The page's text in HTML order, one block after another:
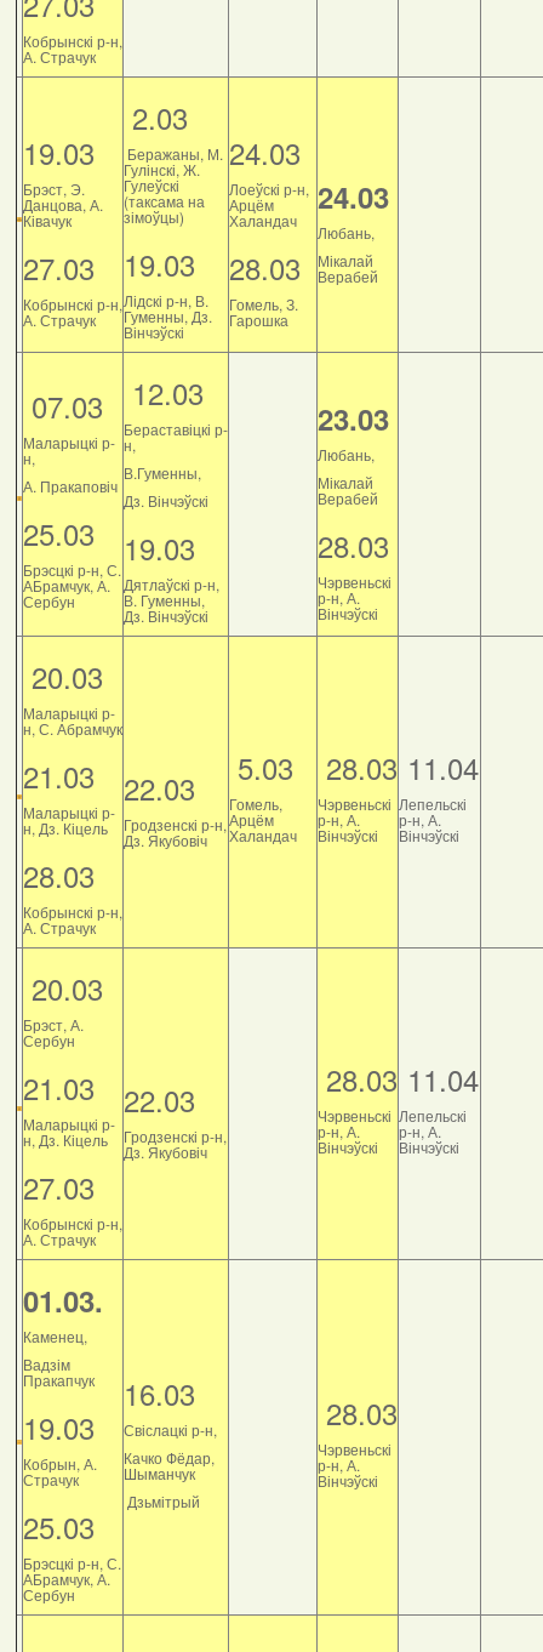
Кобрынскі р-н,
А. Страчук
19.03
Брэст, Э.
Данцова, А.
Ківачук
27.03
Кобрынскі р-н,
А. Страчук
2.03
Беражаны, М.
Гулінскі, Ж.
Гулеўскі
(таксама на
зімоўцы)
19.03
Лідскі р-н, В.
Гуменны, Дз.
Вінчэўскі
24.03
Лоеўскі р-н,
Арцём
Халандач
28.03
Гомель, З.
Гарошка
24.03
Любань,
Мікалай
Верабей
07.03
Маларыцкі р-
н,
А. Пракаповіч
25.03
Брэсцкі р-н, С.
АБрамчук, А.
Сербун
12.03
Бераставіцкі р-
н,
В.Гуменны,
Дз. Вінчэўскі
19.03
Дятлаўскі р-н,
В. Гуменны,
Дз. Вінчэўскі
23.03
Любань,
Мікалай
Верабей
28.03
Чэрвеньскі
р-н, А.
Вінчэўскі
20.03
Маларыцкі р-
н, С. Абрамчук
21.03
Маларыцкі р-
н, Дз. Кіцель
28.03
Кобрынскі р-н,
А. Страчук
22.03
Гродзенскі р-н,
Дз. Якубовіч
5.03
Гомель,
Арцём
Халандач
28.03
Чэрвеньскі
р-н, А.
Вінчэўскі
11.04
Лепельскі
р-н, А.
Вінчэўскі
20.03
Брэст, А.
Сербун
21.03
Маларыцкі р-
н, Дз. Кіцель
27.03
Кобрынскі р-н,
А. Страчук
22.03
Гродзенскі р-н,
Дз. Якубовіч
28.03
Чэрвеньскі
р-н, А.
Вінчэўскі
11.04
Лепельскі
р-н, А.
Вінчэўскі
01.03.
Каменец,
Вадзім
Пракапчук
19.03
Кобрын, А.
Страчук
25.03
Брэсцкі р-н, С.
АБрамчук, А.
Сербун
16.03
Свіслацкі р-н,
Качко Фёдар,
Шыманчук
Дзьмітрый
28.03
Чэрвеньскі
р-н, А.
Вінчэўскі